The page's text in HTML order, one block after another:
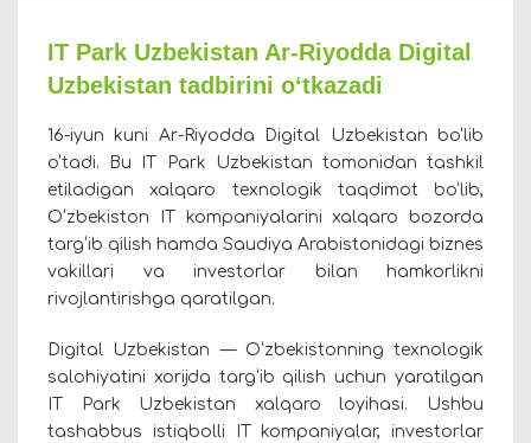
IT Park Uzbekistan Ar-Riyodda Digital
Uzbekistan tadbirini o‘tkazadi
16-iyun kuni Ar-Riyodda Digital Uzbekistan bo‘lib
o‘tadi. Bu IT Park Uzbekistan tomonidan tashkil
etiladigan xalqaro texnologik taqdimot bo‘lib,
O‘zbekiston IT kompaniyalarini xalqaro bozorda
targ‘ib qilish hamda Saudiya Arabistonidagi biznes
vakillari va investorlar bilan hamkorlikni
rivojlantirishga qaratilgan.
Digital Uzbekistan — O‘zbekistonning texnologik
salohiyatini xorijda targ‘ib qilish uchun yaratilgan
IT Park Uzbekistan xalqaro loyihasi. Ushbu
tashabbus istiqbolli IT kompaniyalar, investorlar